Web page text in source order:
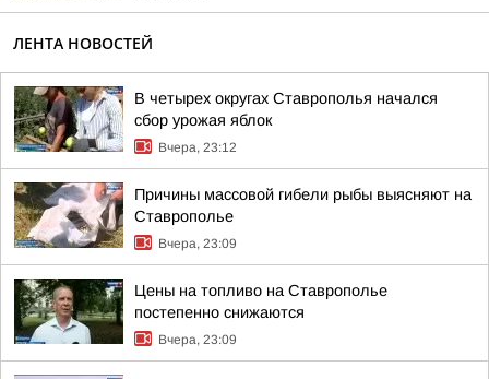
ЛЕНТА НОВОСТЕЙ
В четырех округах Ставрополья начался
сбор урожая яблок
Вчера, 23:12
Причины массовой гибели рыбы выясняют на
Ставрополье
Вчера, 23:09
Цены на топливо на Ставрополье
постепенно снижаются
Вчера, 23:09